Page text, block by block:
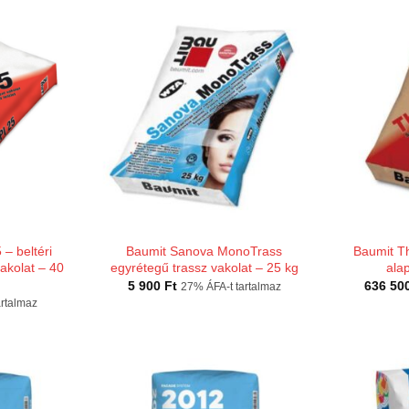
– beltéri
– 40
Baumit Sanova MonoTrass
egyrétegű trassz vakolat – 25 kg
5 900 Ft 27% ÁFA-t tartalmaz
Baumit
636